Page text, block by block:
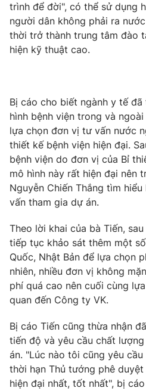
® Cấm sao chép dưới mọi hình
thuận bằng văn bản. Ghi rõ nguồn
trình để đời", có thể sử dụng
người dân không phải ra
thời trở thành trung tâm đào
hiện kỹ thuật cao.
Bị cáo cho biết ngành y tế đã
hình bệnh viện trong và
lựa chọn đơn vị tư vấn nước
thiết kế bệnh viện hiện đại.
bệnh viện do đơn vị của Bỉ
mô hình này rất hiện đại nên
Nguyễn Chiến Thắng tìm
vấn tham gia dự án.
Theo lời khai của bà Tiến,
tiếp tục khảo sát thêm một
Quốc, Nhật Bản để lựa chọn
nhiên, nhiều đơn vị không
phí quá cao nên cuối cùng
quan đến Công ty VK.
Bị cáo Tiến cũng thừa nhận
tiến độ và yêu cầu chất
án. "Lúc nào tôi cũng yêu
thời hạn Thủ tướng phê
hiện đại nhất, tốt nhất", bị